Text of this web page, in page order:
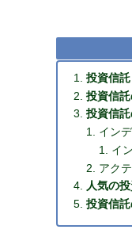
投資信
投資信
投資信
イン
イ
アク
人気の
投資信